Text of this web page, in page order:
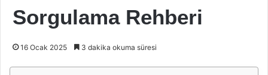
Sorgulama Rehberi
16 Ocak 2025 3 dakika okuma süresi